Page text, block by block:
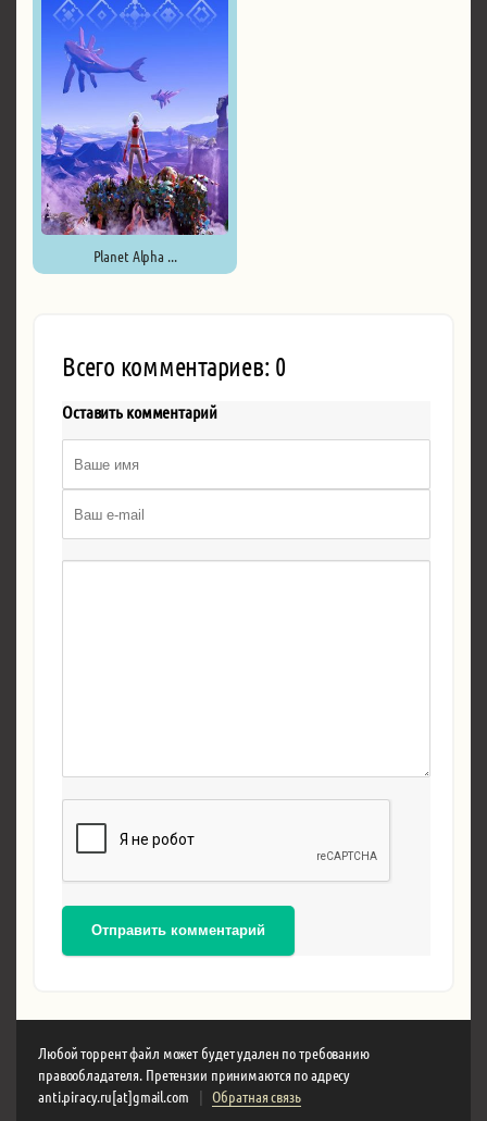
Planet Alpha ...
Всего комментариев: 0
Оставить комментарий
Отправить комментарий
Любой торрент файл может будет удален по требованию
правообладателя. Претензии принимаются по адресу
anti.piracy.ru[at]gmail.com
| Обратная связь